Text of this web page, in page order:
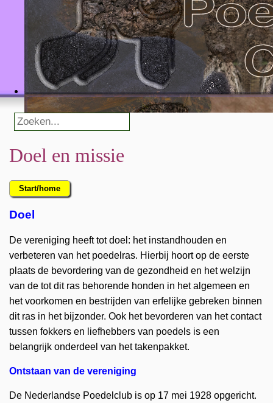
Doel en missie
Start/home
Doel
De vereniging heeft tot doel: het instandhouden en
verbeteren van het poedelras. Hierbij hoort op de eerste
plaats de bevordering van de gezondheid en het welzijn
van de tot dit ras behorende honden in het algemeen en
het voorkomen en bestrijden van erfelijke gebreken binnen
dit ras in het bijzonder. Ook het bevorderen van het contact
tussen fokkers en liefhebbers van poedels is een
belangrijk onderdeel van het takenpakket.
Ontstaan van de vereniging
De Nederlandse Poedelclub is op 17 mei 1928 opgericht.